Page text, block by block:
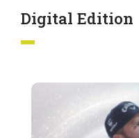
Digital Edition